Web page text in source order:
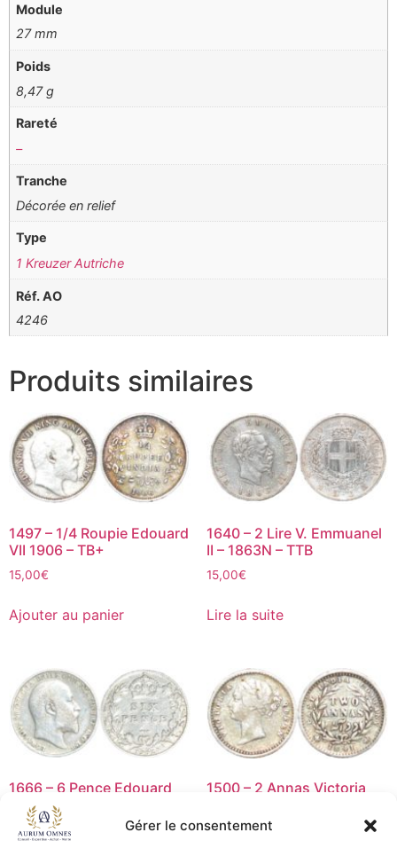
Gérer le consentement
Module
27 mm
Poids
8,47 g
Rareté
–
Tranche
Décorée en relief
Type
1 Kreuzer Autriche
Réf. AO
4246
Produits similaires
1497 – 1/4 Roupie Edouard
VII 1906 – TB+
15,00€
Ajouter au panier
1640 – 2 Lire V. Emmuanel
II – 1863N – TTB
15,00€
Lire la suite
1666 – 6 Pence Edouard
VII – 1902 – TB+
8,00€
1500 – 2 Annas Victoria
10,00€